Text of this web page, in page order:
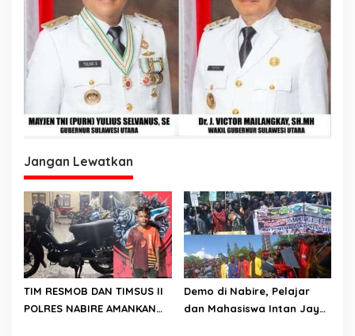
Jangan Lewatkan
TIM RESMOB DAN TIMSUS II
POLRES NABIRE AMANKAN
Demo di Nabire, Pelajar
dan Mahasiswa Intan Jaya